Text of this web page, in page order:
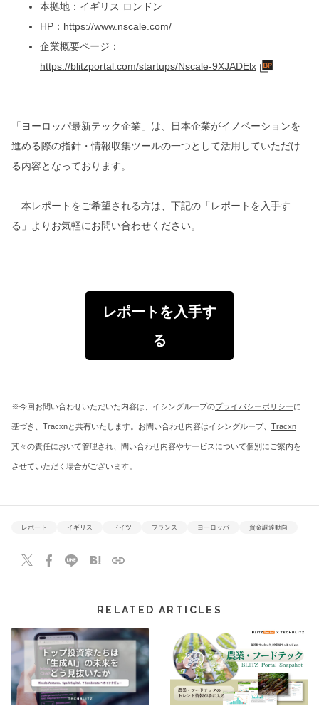
本拠地：イギリス ロンドン
HP： https://www.nscale.com/
企業概要ページ：
https://blitzportal.com/startups/Nscale-9XJADElx
「ヨーロッパ最新テック企業」は、日本企業がイノベーションを
進める際の指針・情報収集ツールの一つとして活用していただけ
る内容となっております。
本レポートをご希望される方は、下記の「レポートを入手す
る」よりお気軽にお問い合わせください。
レポートを入手す
る
※今回お問い合わせいただいた内容は、イシングループのプライバシーポリシーに
基づき、Tracxnと共有いたします。お問い合わせ内容はイシングループ、 Tracxn
其々の責任において管理され、問い合わせ内容やサービスについて個別にご案内を
させていただく場合がございます。
レポート イギリス ドイツ フランス ヨーロッパ 資金調達動向
RELATED ARTICLES